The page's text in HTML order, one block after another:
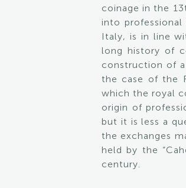
coinage in the
into professional
Italy, is in line
long history of
construction of a
the case of the
which the royal
origin of
but it is less a
the exchanges
held by the
century.